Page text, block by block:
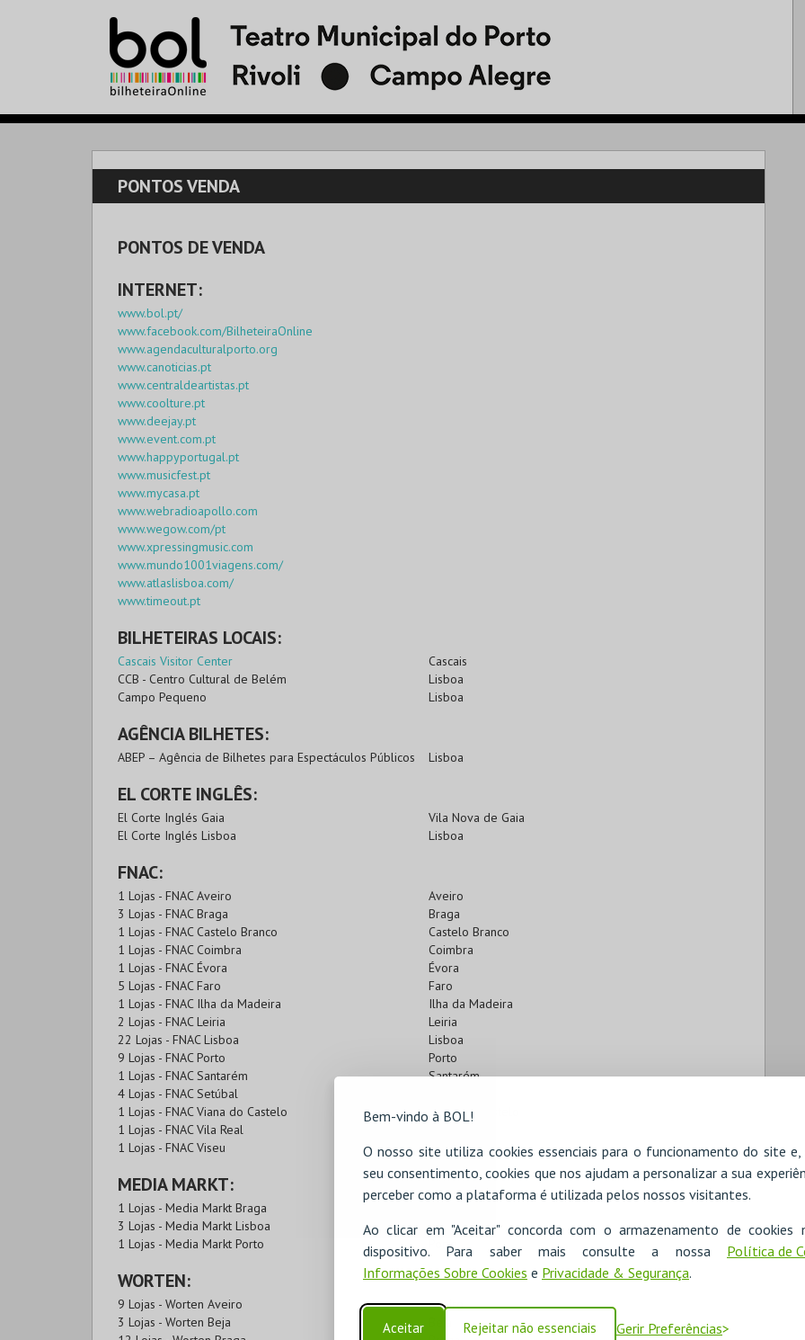
Bem-vindo à BOL!
O nosso site utiliza cookies essenciais para o funcionamento do site
seu consentimento, cookies que nos ajudam a personalizar a sua
perceber como a plataforma é utilizada pelos nossos visitantes.
Ao clicar em "Aceitar" concorda com o armazenamento de cookies
dispositivo. Para saber mais consulte a nossa Política de
Informações Sobre Cookies e Privacidade & Segurança.
Aceitar Rejeitar não essenciais Gerir Preferências
PONTOS VENDA
PONTOS DE VENDA
INTERNET:
www.bol.pt/
www.facebook.com/BilheteiraOnline
www.agendaculturalporto.org
www.canoticias.pt
www.centraldeartistas.pt
www.coolture.pt
www.deejay.pt
www.event.com.pt
www.happyportugal.pt
www.musicfest.pt
www.mycasa.pt
www.webradioapollo.com
www.wegow.com/pt
www.xpressingmusic.com
www.mundo1001viagens.com/
www.atlaslisboa.com/
www.timeout.pt
BILHETEIRAS LOCAIS:
Cascais Visitor Center
Cascais
CCB - Centro Cultural de Belém
Lisboa
Campo Pequeno
Lisboa
AGÊNCIA BILHETES:
ABEP – Agência de Bilhetes para Espectáculos Públicos Lisboa
EL CORTE INGLÊS:
El Corte Inglés Gaia
Vila Nova de Gaia
El Corte Inglés Lisboa
Lisboa
FNAC:
1 Lojas - FNAC Aveiro
Aveiro
3 Lojas - FNAC Braga
Braga
1 Lojas - FNAC Castelo Branco
Castelo Branco
1 Lojas - FNAC Coimbra
Coimbra
1 Lojas - FNAC Évora
Évora
5 Lojas - FNAC Faro
Faro
1 Lojas - FNAC Ilha da Madeira
Ilha da Madeira
2 Lojas - FNAC Leiria
Leiria
22 Lojas - FNAC Lisboa
Lisboa
9 Lojas - FNAC Porto
Porto
1 Lojas - FNAC Santarém
Santarém
4 Lojas - FNAC Setúbal
1 Lojas - FNAC Viana do Castelo
Viana do Castelo
1 Lojas - FNAC Vila Real
1 Lojas - FNAC Viseu
Viseu
MEDIA MARKT:
1 Lojas - Media Markt Braga
3 Lojas - Media Markt Lisboa
Lisboa
1 Lojas - Media Markt Porto
Porto
WORTEN:
9 Lojas - Worten Aveiro
Aveiro
3 Lojas - Worten Beja